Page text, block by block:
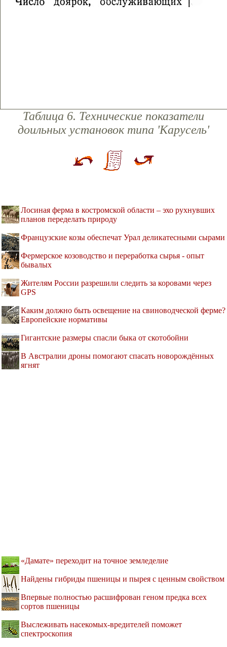
Таблица 6. Технические показатели
доильных установок типа 'Карусель'
Лосиная ферма в костромской области – эхо рухнувших
планов переделать природу
Французские козы обеспечат Урал деликатесными сырами
Фермерское козоводство и переработка сырья - опыт
бывалых
Жителям России разрешили следить за коровами через
GPS
Каким должно быть освещение на свиноводческой ферме?
Европейские нормативы
Гигантские размеры спасли быка от скотобойни
В Австралии дроны помогают спасать новорождённых
ягнят
«Дамате» переходит на точное земледелие
Найдены гибриды пшеницы и пырея с ценным свойством
Впервые полностью расшифрован геном предка всех
сортов пшеницы
Выслеживать насекомых-вредителей поможет
спектроскопия